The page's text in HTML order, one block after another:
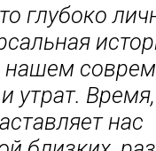
глубоко
нашем
утрат.
нас